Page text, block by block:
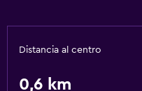
Senderismo
Distancia al centro
0,6 km